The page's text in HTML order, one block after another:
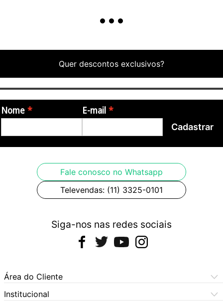
Quer descontos exclusivos?
Nome E-mail
Cadastrar
Fale conosco no Whatsapp
Televendas: (11) 3325-0101
Siga-nos nas redes sociais
Área do Cliente
Meus Pedidos
Meus Dados
Institucional